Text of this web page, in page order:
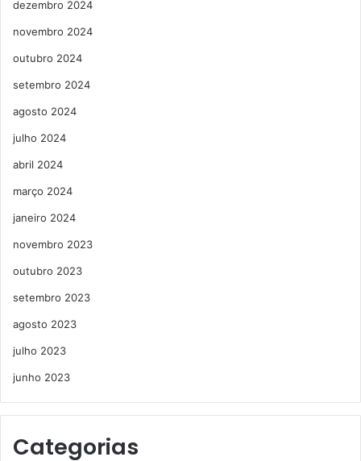
dezembro 2024
novembro 2024
outubro 2024
setembro 2024
agosto 2024
julho 2024
abril 2024
março 2024
janeiro 2024
novembro 2023
outubro 2023
setembro 2023
agosto 2023
julho 2023
junho 2023
Categorias